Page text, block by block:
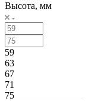
Высота, мм
59
63
67
71
75